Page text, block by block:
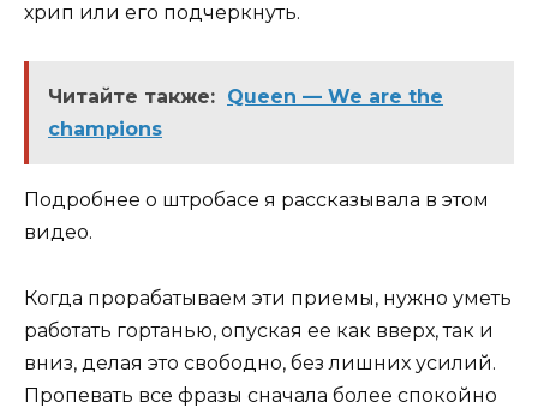
хрип или его подчеркнуть.
Читайте также: Queen — We are the
champions
Подробнее о штробасе я рассказывала в этом
видео.
Когда прорабатываем эти приемы, нужно уметь
работать гортанью, опуская ее как вверх, так и
вниз, делая это свободно, без лишних усилий.
Пропевать все фразы сначала более спокойно